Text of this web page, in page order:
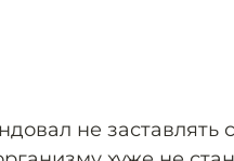
не заставлять